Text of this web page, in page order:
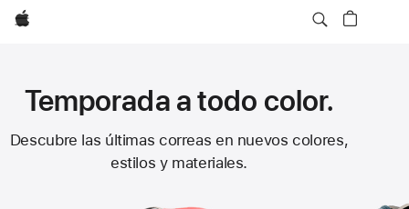
Apple
Correas
Temporada a todo color.
Descubre las últimas correas en nuevos colores,
estilos y materiales.